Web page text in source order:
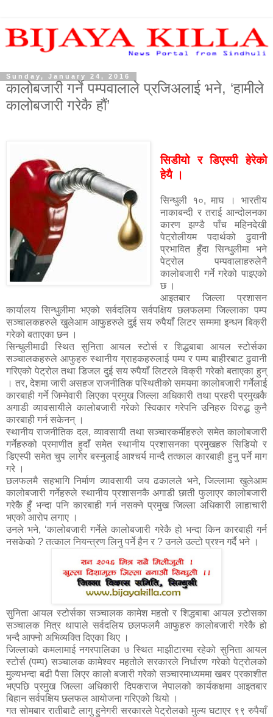
Sunday, January 24, 2016
कालोबजारी गर्ने पम्पवालाले प्रजिअलाई भने, ‘हामीले
कालोबजारी गरेकै हौं’
सिडीयो र डिएस्पी हेरेको
हेयै ।
सिन्धुली १०, माघ । भारतीय
नाकाबन्दी र तराई आन्दोलनका
कारण झण्डै पाँच महिनदेखी
पेट्रोलीयम पदार्थको ढुवानी
प्रभावित हुँदा सिन्धुलीमा भने
पेट्रोल पम्पवालाहरुलेनै
कालोबजारी गर्ने गरेको पाइएको
छ ।
आइतबार जिल्ला प्रशासन
कार्यालय सिन्धुलीमा भएको सर्वदलिय सर्वपक्षिय छलफलमा जिल्लाका पम्प
सञ्चालकहरुले खुलेआम आफुहरुले दुई सय रुपैयाँ लिटर सम्ममा इन्धन बिक्री
गरेको बताएका छन ।
सिन्धुलीमाढी स्थित सुनिता आयल स्टोर्स र शिद्धबाबा आयल स्टोर्सका
सञ्चालकहरुले आफुहरु स्थानीय ग्राहकहरुलाई पम्प र पम्प बाहीरबाट ढुवानी
गरिएको पेट्रोल तथा डिजल दुई सय रुपैयाँ लिटरले विक्री गरेको बताएका हुन्
। तर, देशमा जारी असहज राजनीतिक पस्थितीको समयमा कालोबजारी गर्नेलाई
कारबाही गर्ने जिम्मेवारी लिएका प्रमुख जिल्ला अधिकारी तथा प्रहरी प्रमुखकै
अगाडी व्यावसायीले कालोबजारी गरेको स्विकार गरेपनि उनिहरु विरुद्ध कुनै
कारबाही गर्न सकेनन् ।
स्थानीय राजनीतिक दल, व्यावसायी तथा सञ्चारकर्मीहरुले समेत कालोबजारी
गर्नेहरुको प्रमाणीत हुदाँ समेत स्थानीय प्रशासनका प्रमुखहरु सिडियो र
डिएस्पी समेत चुप लागेर बस्नुलाई आश्चर्य मान्दै तत्काल कारबाही हुनु पर्ने माग
गरे ।
छलफलमै सहभागि निर्माण व्यावसायी जय ढकालले भने, जिल्लामा खुलेआम
कालोबजारी गर्नेहरुले स्थानीय प्रशासनकै अगाडी छाती फुलाएर कालोबजारी
गरेकै हुँ भन्दा पनि कारबाही गर्न नसक्ने प्रमुख जिल्ला अधिकारी लाहाचारी
भएको आरोप लगाए ।
उनले भने, ‘कालोबजारी गर्नेले कालोबजारी गरेकै हो भन्दा किन कारबाही गर्न
नसकेको ? तत्काल नियन्त्रण लिनु पर्ने हैन र ? उनले उल्टो प्रश्न गर्दै भने ।
सुनिता आयल स्टोर्सका सञ्चालक कामेश महतो र शिद्धबाबा आयल स्र्टोसका
सञ्चालक मित्र थापाले सर्वदलिय छलफलमै आफुहरु कालोबजारी गरेकै हो
भन्दै आफ्नो अभिव्यक्ति दिएका थिए ।
जिल्लाको कमलामाई नगरपालिका ७ स्थित माझीटारमा रहेको सुनिता आयल
स्टोर्स (पम्प) सञ्चालक कामेश्वर महतोले सरकारले निर्धारण गरेको पेट्रोलको
मुल्यभन्दा बढी पैसा लिएर कालो बजारी गरेको सञ्चारमाध्यममा खबर प्रकाशीत
भएपछि प्रमुख जिल्ला अधिकारी दिपकराज नेपालको कार्यकक्षमा आइतबार
बिहान सर्वपक्षिय छलफल आयोजना गरिएको थियो ।
गत सोमबार रातीबाटै लागु हुनेगरी सरकारले पेट्रोलको मुल्य घटाएर ९९ रुपैयाँ